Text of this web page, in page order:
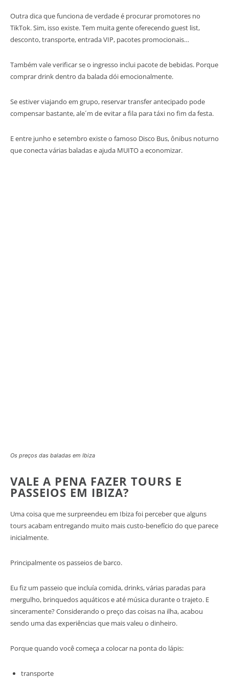
Outra dica que funciona de verdade é procurar promotores no
TikTok. Sim, isso existe. Tem muita gente oferecendo guest list,
desconto, transporte, entrada VIP, pacotes promocionais…
Também vale verificar se o ingresso inclui pacote de bebidas. Porque
comprar drink dentro da balada dói emocionalmente.
Se estiver viajando em grupo, reservar transfer antecipado pode
compensar bastante, ale´m de evitar a fila para táxi no fim da festa.
E entre junho e setembro existe o famoso Disco Bus, ônibus noturno
que conecta várias baladas e ajuda MUITO a economizar.
Os preços das baladas em Ibiza
VALE A PENA FAZER TOURS E
PASSEIOS EM IBIZA?
Uma coisa que me surpreendeu em Ibiza foi perceber que alguns
tours acabam entregando muito mais custo-benefício do que parece
inicialmente.
Principalmente os passeios de barco.
Eu fiz um passeio que incluía comida, drinks, várias paradas para
mergulho, brinquedos aquáticos e até música durante o trajeto. E
sinceramente? Considerando o preço das coisas na ilha, acabou
sendo uma das experiências que mais valeu o dinheiro.
Porque quando você começa a colocar na ponta do lápis:
transporte